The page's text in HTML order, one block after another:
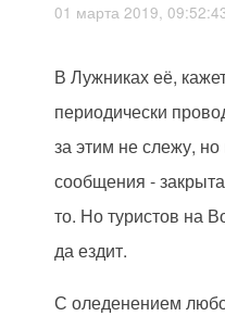
01 марта 2019,
В Лужниках её,
периодически
за этим не слежу,
сообщения -
то. Но туристов на
да ездит.
С оледенением